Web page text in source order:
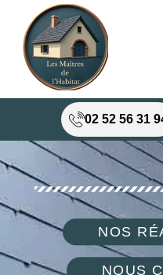
02 52 56 31
NOS
NOUS